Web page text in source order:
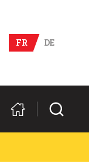
FR
DE
Rechercher